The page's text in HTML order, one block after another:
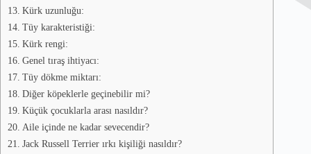
Kürk uzunluğu:
Tüy karakteristiği:
Kürk rengi:
Genel tıraş ihtiyacı:
Tüy dökme miktarı:
Diğer köpeklerle geçinebilir mi?
Küçük çocuklarla arası nasıldır?
Aile içinde ne kadar sevecendir?
Jack Russell Terrier ırkı kişiliği nasıldır?